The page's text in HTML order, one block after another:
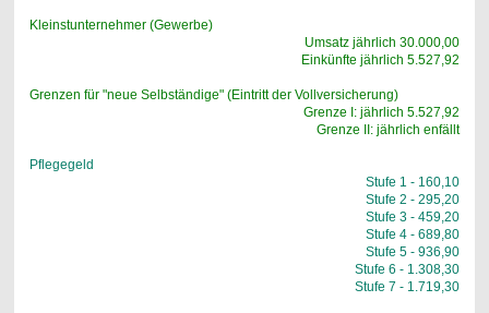
Kleinstunternehmer (Gewerbe)
Umsatz jährlich 30.000,00
Einkünfte jährlich 5.527,92
Grenzen für "neue Selbständige" (Eintritt der Vollversicherung)
Grenze I: jährlich 5.527,92
Grenze II: jährlich enfällt
Pflegegeld
Stufe 1 - 160,10
Stufe 2 - 295,20
Stufe 3 - 459,20
Stufe 4 - 689,80
Stufe 5 - 936,90
Stufe 6 - 1.308,30
Stufe 7 - 1.719,30